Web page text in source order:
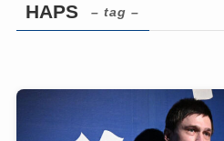
HAPS – tag –